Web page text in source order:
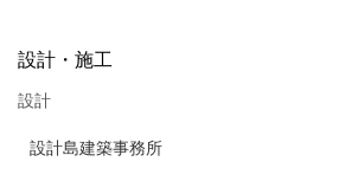
設計・施工
設計
設計島建築事務所